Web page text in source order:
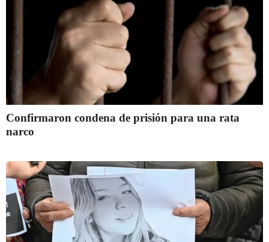
Confirmaron condena de prisión para una rata
narco